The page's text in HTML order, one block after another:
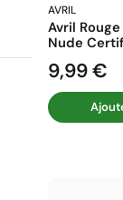
AVRIL
Avril
Nude
Prix
9,99 €